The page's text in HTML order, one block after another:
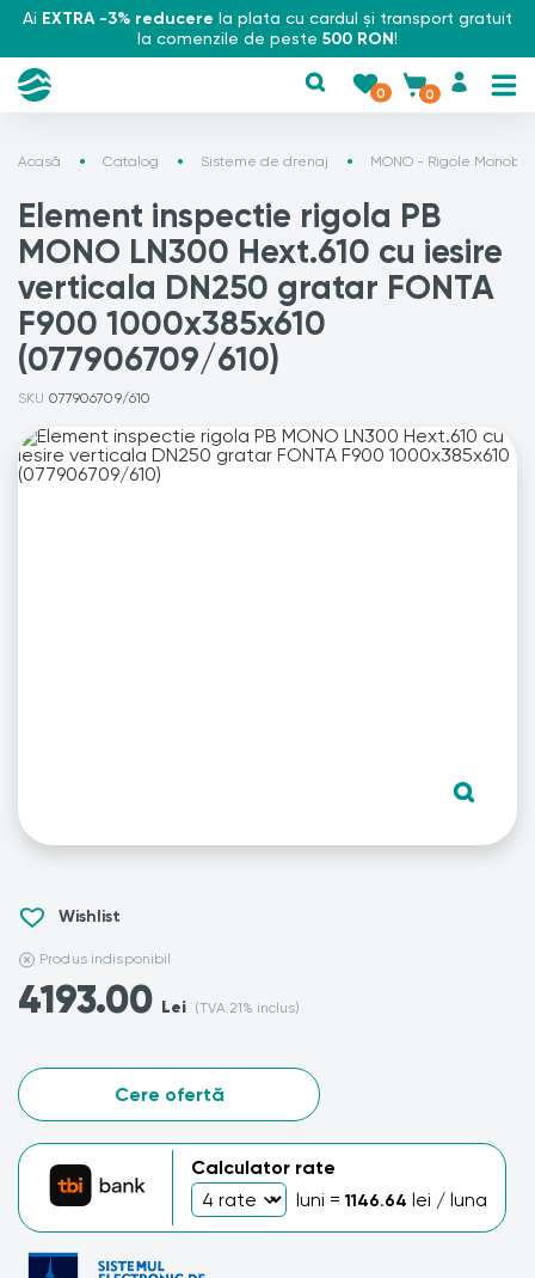
Ai EXTRA -3% reducere la plata cu cardul și transport gratuit
la comenzile de peste 500 RON!
0 0
Acasă Catalog Sisteme de drenaj MONO - Rigole
Element inspectie rigola PB
MONO LN300 Hext.610 cu iesire
verticala DN250 gratar FONTA
F900 1000x385x610
(077906709/610)
SKU 077906709/610
Wishlist
Produs indisponibil
4193.00 Lei (TVA 21% inclus)
Cere ofertă
Calculator rate
luni =1146.64 lei / luna